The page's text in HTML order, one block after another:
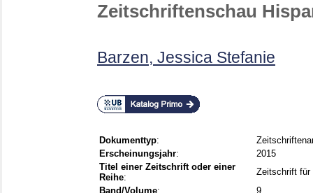
Zeitschriftenschau
Barzen, Jessica Stefanie
Dokumenttyp:
Erscheinungsjahr:
2015
Titel einer Zeitschrift oder einer
Reihe:
Zeitschrift für
Band/Volume:
9